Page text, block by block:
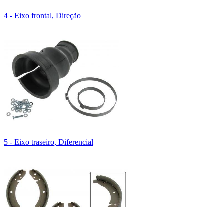
4 - Eixo frontal, Direção
5 - Eixo traseiro, Diferencial